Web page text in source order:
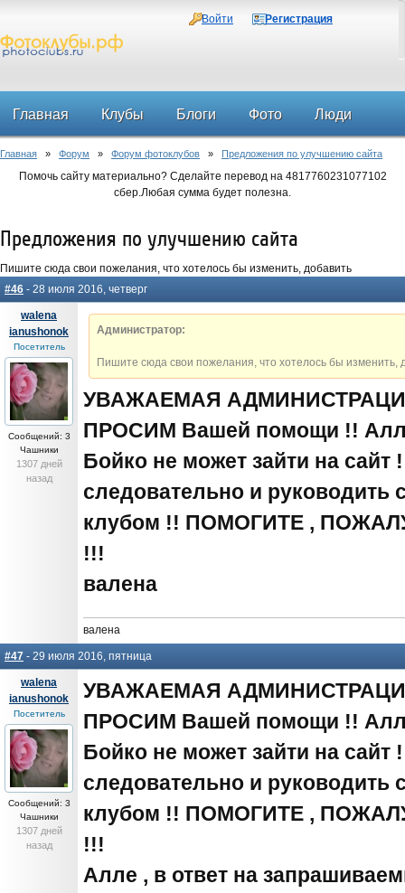
Войти Регистрация
Главная Клубы Блоги Фото Люди
Форум
Главная » Форум » Форум фотоклубов » Предложения по улучшению сайта
Помочь сайту материально? Сделайте перевод на 4817760231077102
сбер.Любая сумма будет полезна.
Предложения по улучшению сайта
Пишите сюда свои пожелания, что хотелось бы изменить, добавить
#46 - 28 июля 2016, четверг
walena
ianushonok
Посетитель
Сообщений: 3
Чашники
1307 дней
назад
Администратор:
Пишите сюда свои пожелания, что хотелось бы изменить,
УВАЖАЕМАЯ
ПРОСИМ Вашей помощи !!
Бойко не может зайти на сайт
следовательно и руководить
клубом !! ПОМОГИТЕ ,
!!!
валена
валена
#47 - 29 июля 2016, пятница
walena
ianushonok
Посетитель
Сообщений: 3
Чашники
1307 дней
назад
УВАЖАЕМАЯ
ПРОСИМ Вашей помощи !!
Бойко не может зайти на сайт
следовательно и руководить
клубом !! ПОМОГИТЕ ,
!!!
Алле , в ответ на